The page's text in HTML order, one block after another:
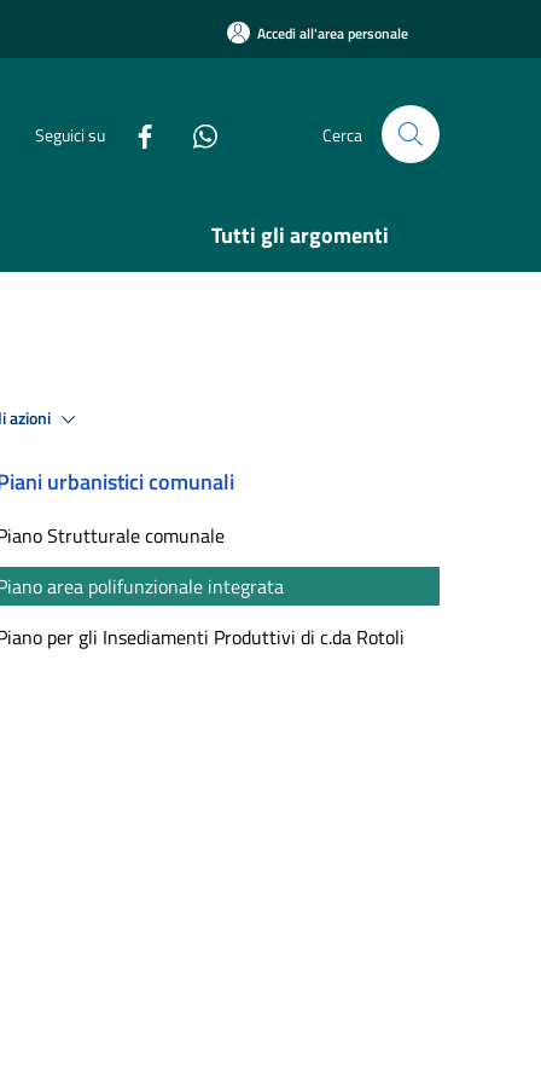
Accedi all'area personale
Seguici su Cerca
Tutti gli argomenti
azioni
urbanistici comunali
Strutturale comunale
area polifunzionale integrata
per gli Insediamenti Produttivi di c.da Rotoli